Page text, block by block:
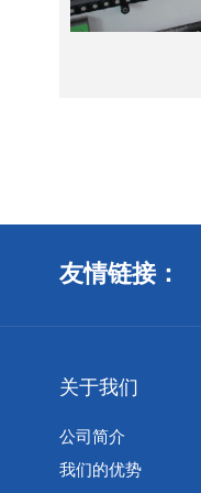
友情链接：
关于我们
公司简介
我们的优势